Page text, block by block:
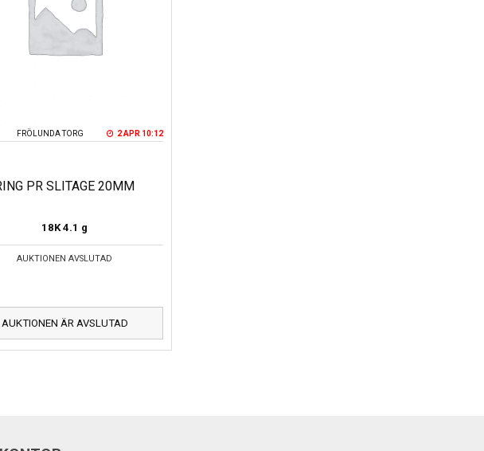
FRÖLUNDA TORG 2 APR 10:12
PR SLITAGE 20MM
18K 4.1 g
AUKTIONEN AVSLUTAD
AUKTIONEN ÄR AVSLUTAD